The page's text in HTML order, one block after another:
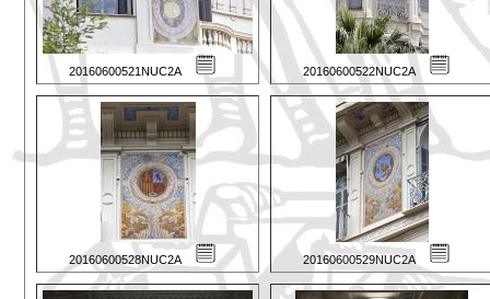
20160600521NUC2A 20160600522NUC2A
20160600528NUC2A 20160600529NUC2A